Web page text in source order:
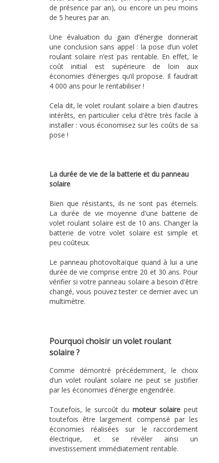
de présence par an), ou encore un peu moins
de 5 heures par an.
Une évaluation du gain d’énergie donnerait
une conclusion sans appel : la pose d’un volet
roulant solaire n’est pas rentable. En effet, le
coût initial est supérieure de loin aux
économies d’énergies qu’il propose. Il faudrait
4 000 ans pour le rentabiliser !
Cela dit, le volet roulant solaire a bien d’autres
intérêts, en particulier celui d'être très facile à
installer : vous économisez sur les coûts de sa
pose !
La durée de vie de la batterie et du panneau
solaire
Bien que résistants, ils ne sont pas éternels.
La durée de vie moyenne d'une batterie de
volet roulant solaire est de 10 ans. Changer la
batterie de votre volet solaire est simple et
peu coûteux.
Le panneau photovoltaïque quand à lui a une
durée de vie comprise entre 20 et 30 ans. Pour
vérifier si votre panneau solaire a besoin d'être
changé, vous pouvez tester ce dernier avec un
multimètre.
Pourquoi choisir un volet roulant
solaire ?
Comme démontré précédemment, le choix
d’un volet roulant solaire ne peut se justifier
par les économies d’énergie engendrée.
Toutefois, le surcoût dumoteur solaire peut
toutefois être largement compensé par les
économies réalisées sur le raccordement
électrique, et se révéler ainsi un
investissement immédiatement rentable.